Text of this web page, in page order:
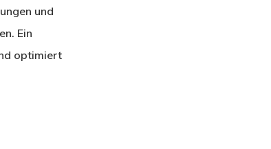
und
Ein
optimiert